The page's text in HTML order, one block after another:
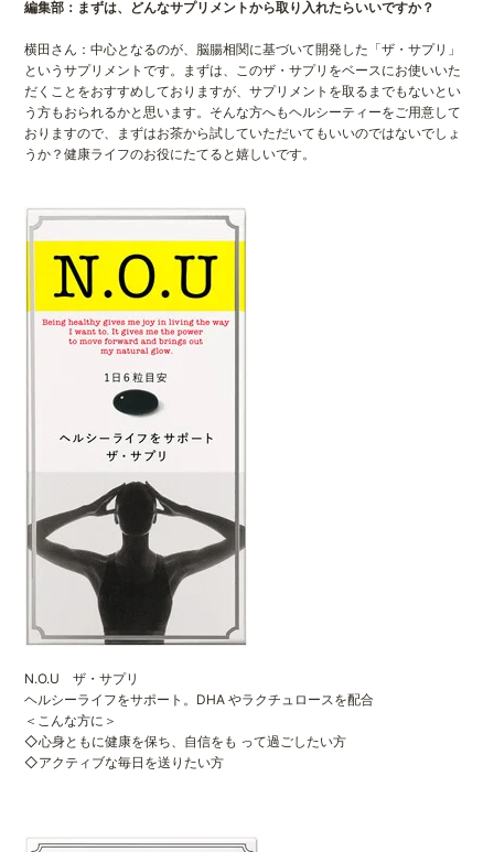
編集部：まずは、どんなサプリメントから取り入れたらいいですか？
横田さん：中心となるのが、脳腸相関に基づいて開発した「ザ・サプリ」
というサプリメントです。まずは、このザ・サプリをベースにお使いいた
だくことをおすすめしておりますが、サプリメントを取るまでもないとい
う方もおられるかと思います。そんな方へもヘルシーティーをご用意して
おりますので、まずはお茶から試していただいてもいいのではないでしょ
うか？健康ライフのお役にたてると嬉しいです。
N.O.U ザ・サプリ
ヘルシーライフをサポート。DHA やラクチュロースを配合
＜こんな方に＞
◇心身ともに健康を保ち、自信をも って過ごしたい方
◇アクティブな毎日を送りたい方